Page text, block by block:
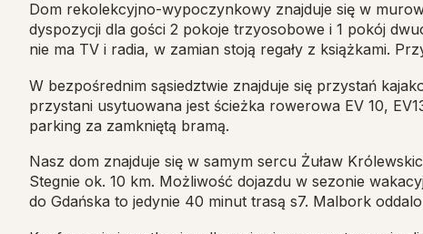
Dom rekolekcyjno-wypoczynkowy znajduje się w
dyspozycji dla gości 2 pokoje trzyosobowe i 1 pokój
nie ma TV i radia, w zamian stoją regały z książkami.
W bezpośrednim sąsiedztwie znajduje się przystań
przystani usytuowana jest ścieżka rowerowa EV 10,
parking za zamkniętą bramą.
Nasz dom znajduje się w samym sercu Żuław
Stegnie ok. 10 km. Możliwość dojazdu w sezonie
do Gdańska to jedynie 40 minut trasą s7. Malbork